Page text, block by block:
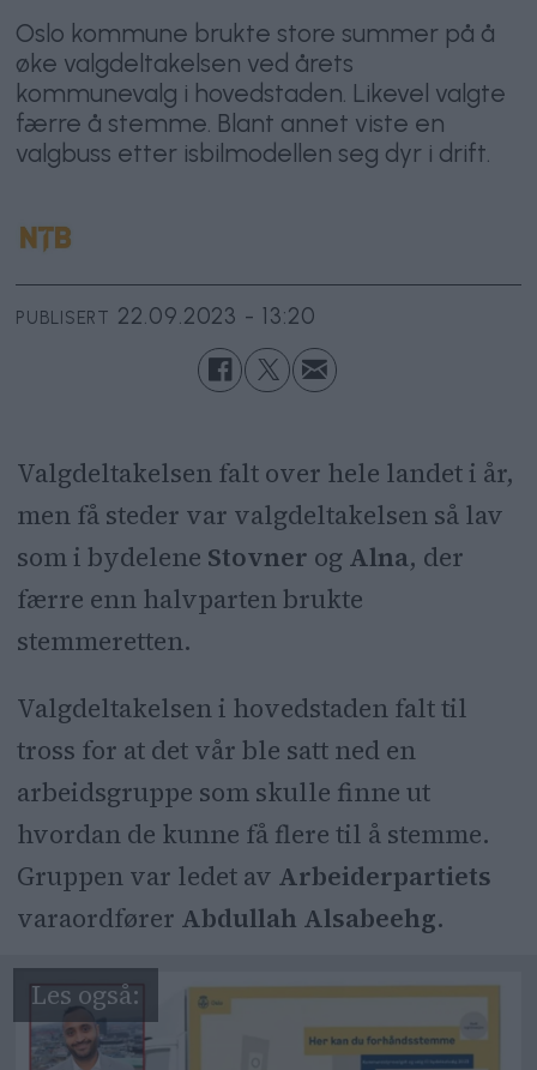
Oslo kommune brukte store summer på å
øke valgdeltakelsen ved årets
kommunevalg i hovedstaden. Likevel valgte
færre å stemme. Blant annet viste en
valgbuss etter isbilmodellen seg dyr i drift.
PUBLISERT 22.09.2023 - 13:20
Valgdeltakelsen falt over hele landet i år,
men få steder var valgdeltakelsen så lav
som i bydelene Stovner og Alna, der
færre enn halvparten brukte
stemmeretten.
Valgdeltakelsen i hovedstaden falt til
tross for at det vår ble satt ned en
arbeidsgruppe som skulle finne ut
hvordan de kunne få flere til å stemme.
Gruppen var ledet av Arbeiderpartiets
varaordfører Abdullah Alsabeehg.